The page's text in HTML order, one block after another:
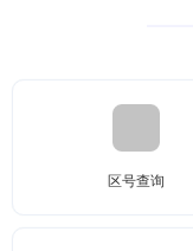
区号查询